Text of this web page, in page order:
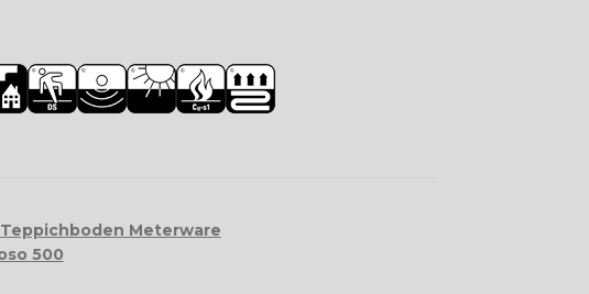
Teppichboden Meterware
500